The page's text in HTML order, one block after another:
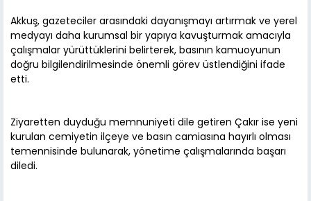
Akkuş, gazeteciler arasındaki dayanışmayı artırmak ve yerel
medyayı daha kurumsal bir yapıya kavuşturmak amacıyla
çalışmalar yürüttüklerini belirterek, basının kamuoyunun
doğru bilgilendirilmesinde önemli görev üstlendiğini ifade
etti.
Ziyaretten duyduğu memnuniyeti dile getiren Çakır ise yeni
kurulan cemiyetin ilçeye ve basın camiasına hayırlı olması
temennisinde bulunarak, yönetime çalışmalarında başarı
diledi.